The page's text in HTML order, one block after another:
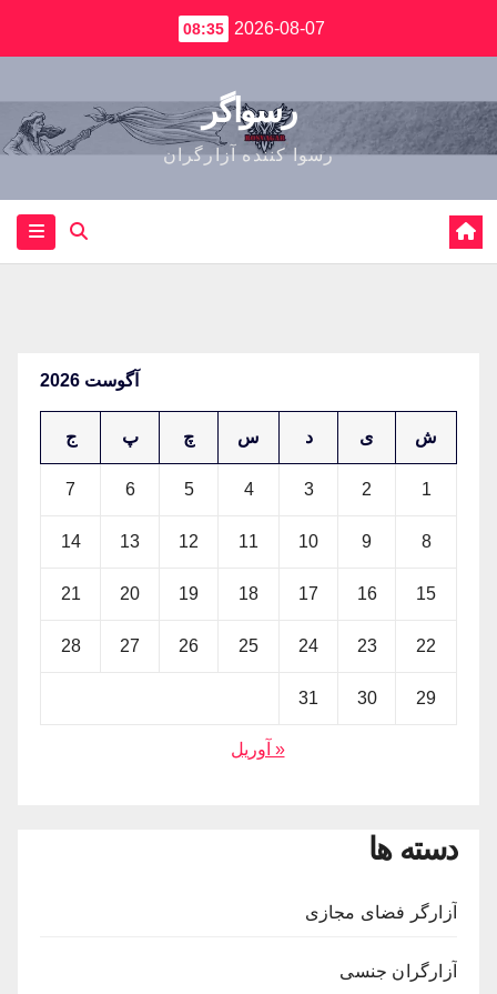
2026-08-07
08:35
رسواگر
رسوا کننده آزارگران
آگوست 2026
ش ی د س چ پ ج
1
2
3
4
5
6
7
8
9
10
11
12
13
14
15
16
17
18
19
20
21
22
23
24
25
26
27
28
29
30
31
« آوریل
دسته ها
آزارگر فضای مجازی
آزارگران جنسی